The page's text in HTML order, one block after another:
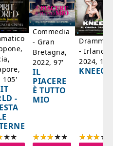
105'
-
Commedia
- Gran
Bretagna,
2022, 97'
IL
PIACERE
È TUTTO
MIO
- Irlanda,
2024,